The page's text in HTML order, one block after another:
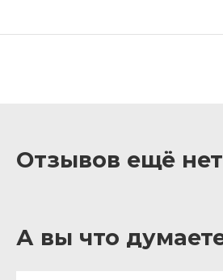
Отзывов ещё нет
А вы что